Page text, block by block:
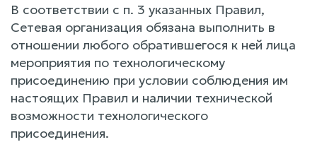
В соответствии с п. 3 указанных Правил,
Сетевая организация обязана выполнить в
отношении любого обратившегося к ней лица
мероприятия по технологическому
присоединению при условии соблюдения им
настоящих Правил и наличии технической
возможности технологического
присоединения.